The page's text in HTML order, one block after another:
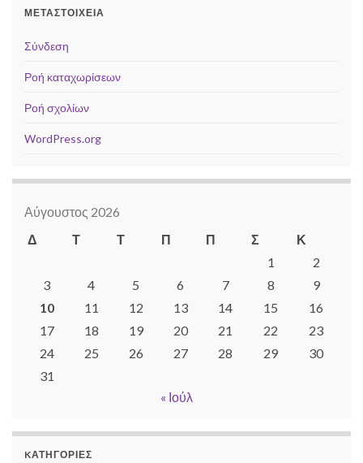
ΜΕΤΑΣΤΟΙΧΕΊΑ
Σύνδεση
Ροή καταχωρίσεων
Ροή σχολίων
WordPress.org
Αύγουστος 2026
Δ
Τ Τ Π Π Σ
Κ
1
2
3
4 5 6 7 8
9
10
11 12 13 14 15
16
17
18 19 20 21 22
23
24
25 26 27 28 29
30
31
« Ιούλ
KΑΤΗΓΟΡΊΕΣ